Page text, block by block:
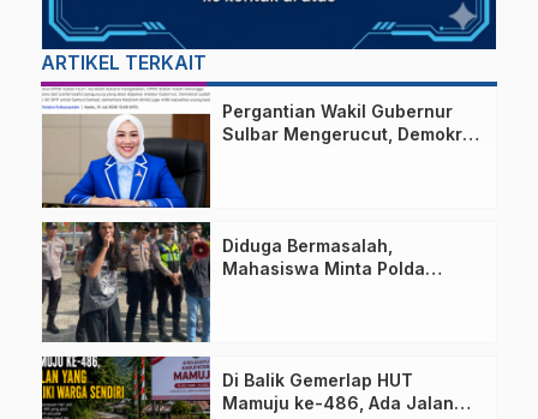
ARTIKEL TERKAIT
Pergantian Wakil Gubernur
Sulbar Mengerucut, Demokrat
Diduga Bermasalah,
Mahasiswa Minta Polda
Di Balik Gemerlap HUT
Mamuju ke-486, Ada Jalan